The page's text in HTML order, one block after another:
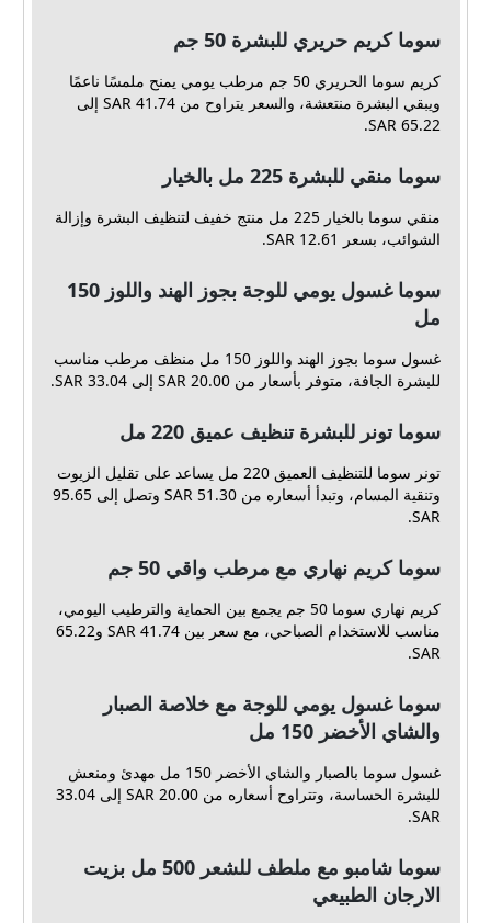
سوما كريم حريري للبشرة 50 جم
كريم سوما الحريري 50 جم مرطب يومي يمنح ملمسًا ناعمًا
ويبقي البشرة منتعشة، والسعر يتراوح من 41.74 SAR إلى
65.22 SAR.
سوما منقي للبشرة 225 مل بالخيار
منقي سوما بالخيار 225 مل منتج خفيف لتنظيف البشرة وإزالة
الشوائب، بسعر 12.61 SAR.
سوما غسول يومي للوجة بجوز الهند واللوز 150
مل
غسول سوما بجوز الهند واللوز 150 مل منظف مرطب مناسب
للبشرة الجافة، متوفر بأسعار من 20.00 SAR إلى 33.04 SAR.
سوما تونر للبشرة تنظيف عميق 220 مل
تونر سوما للتنظيف العميق 220 مل يساعد على تقليل الزيوت
وتنقية المسام، وتبدأ أسعاره من 51.30 SAR وتصل إلى 95.65
SAR.
سوما كريم نهاري مع مرطب واقي 50 جم
كريم نهاري سوما 50 جم يجمع بين الحماية والترطيب اليومي،
مناسب للاستخدام الصباحي، مع سعر بين 41.74 SAR و65.22
SAR.
سوما غسول يومي للوجة مع خلاصة الصبار
والشاي الأخضر 150 مل
غسول سوما بالصبار والشاي الأخضر 150 مل مهدئ ومنعش
للبشرة الحساسة، وتتراوح أسعاره من 20.00 SAR إلى 33.04
SAR.
سوما شامبو مع ملطف للشعر 500 مل بزيت
الارجان الطبيعي